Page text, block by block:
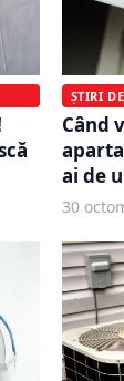
ȘTIRI
Când
ai de
30